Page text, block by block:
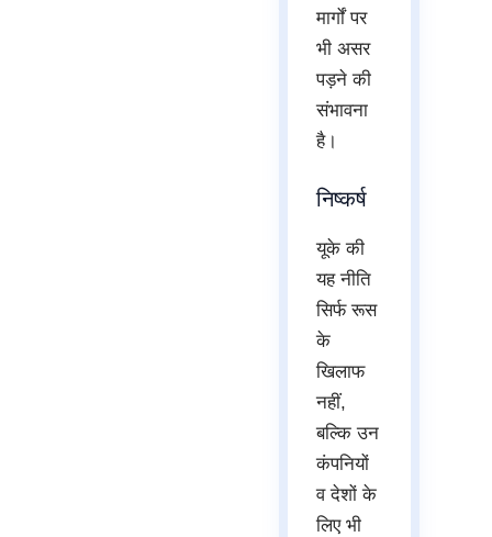
मार्गों पर
भी असर
पड़ने की
संभावना
है।
निष्कर्ष
यूके की
यह नीति
सिर्फ रूस
के
खिलाफ
नहीं,
बल्कि उन
कंपनियों
व देशों के
लिए भी